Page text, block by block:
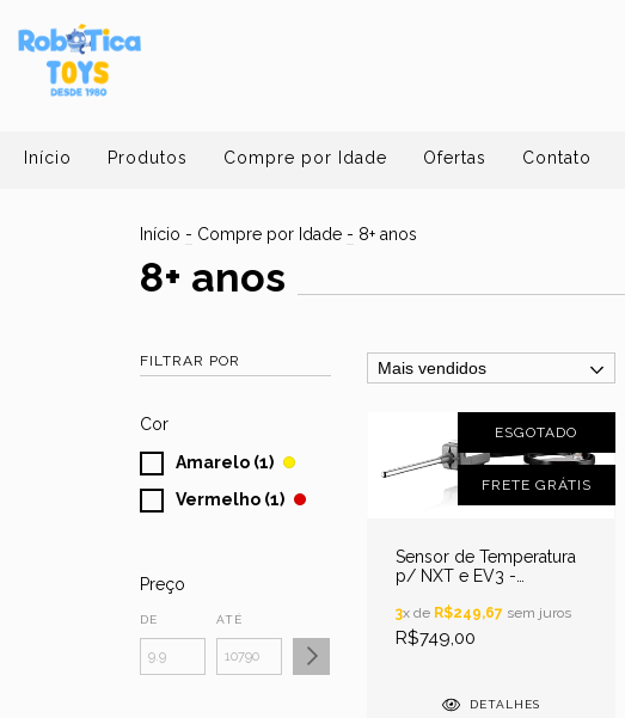
Início Produtos Compre por Idade Ofertas Contato
Início - Compre por Idade - 8+ anos
8+ anos
FILTRAR POR
Cor
Amarelo (1)
Vermelho (1)
Preço
DE ATÉ
ESGOTADO
FRETE GRÁTIS
Sensor de Temperatura
p/ NXT e EV3 -
Lego Mindstorms
Education Ev3, 9749
3x de R$249,67 sem juros
R$749,00
DETALHES